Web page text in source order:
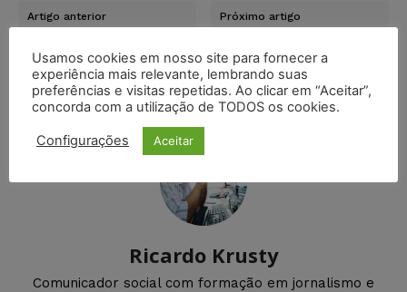
Artigo anterior
pinturas rupestres em
gravação de novela
Próximo artigo
acidente com galho de
árvore
Ricardo Krusty
Comunicador social com formação em jornalismo e
Usamos cookies em nosso site para fornecer a
experiência mais relevante, lembrando suas
preferências e visitas repetidas. Ao clicar em “Aceitar”,
concorda com a utilização de TODOS os cookies.
Configurações Aceitar